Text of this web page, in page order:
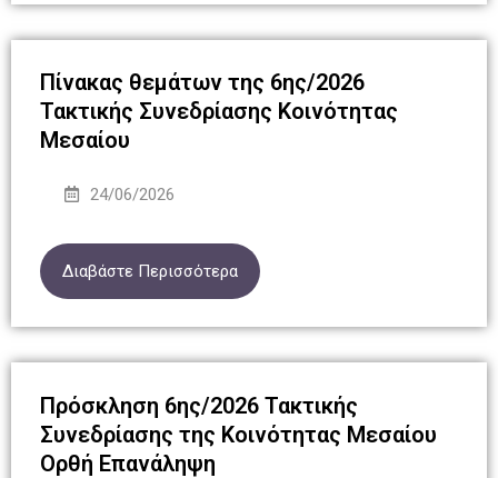
Πίνακας θεμάτων της 6ης/2026
Τακτικής Συνεδρίασης Κοινότητας
Μεσαίου
24/06/2026
Διαβάστε Περισσότερα
Πρόσκληση 6ης/2026 Τακτικής
Συνεδρίασης της Κοινότητας Μεσαίου
Ορθή Επανάληψη